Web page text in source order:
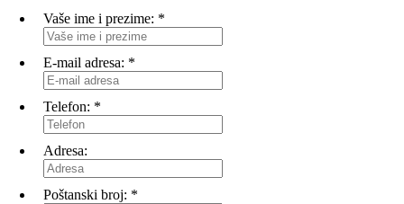
Vaše ime i prezime: *
E-mail adresa: *
Telefon: *
Adresa:
Poštanski broj: *